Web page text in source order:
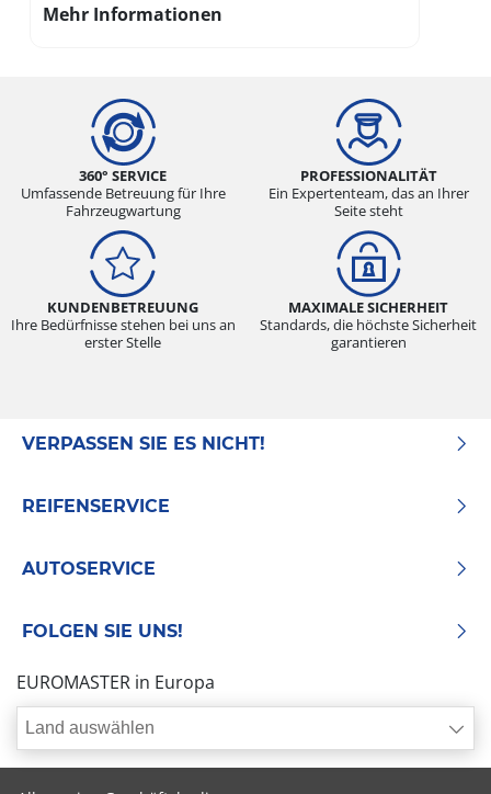
Mehr Informationen
360° SERVICE
Umfassende Betreuung für Ihre
Fahrzeugwartung
PROFESSIONALITÄT
Ein Expertenteam, das an Ihrer
Seite steht
KUNDENBETREUUNG
Ihre Bedürfnisse stehen bei uns an
erster Stelle
MAXIMALE SICHERHEIT
Standards, die höchste Sicherheit
garantieren
VERPASSEN SIE ES NICHT!
REIFENSERVICE
AUTOSERVICE
FOLGEN SIE UNS!
EUROMASTER in Europa
Land auswählen